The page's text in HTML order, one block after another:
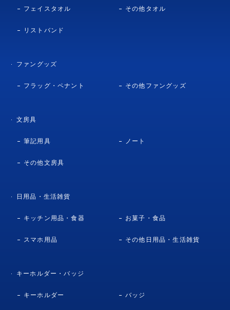
フェイスタオル その他タオル
リストバンド
ファングッズ
フラッグ・ペナント その他ファングッズ
文房具
筆記用具 ノート
その他文房具
日用品・生活雑貨
キッチン用品・食器 お菓子・食品
スマホ用品 その他日用品・生活雑貨
キーホルダー・バッジ
キーホルダー バッジ